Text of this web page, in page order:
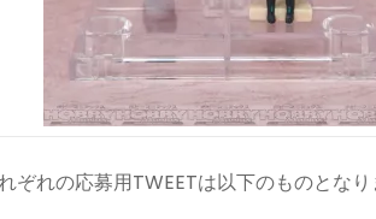
ぞれの応募用TWEETは以下のものとな